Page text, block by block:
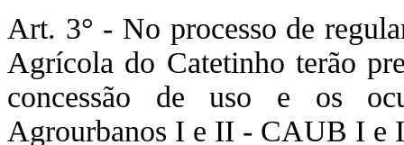
Art. 3° - No processo de
Agrícola do Catetinho terão
concessão de uso e os
Agrourbanos I e II - CAUB I e